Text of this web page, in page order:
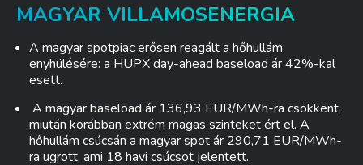
MAGYAR VILLAMOSENERGIA
A magyar spotpiac erősen reagált a hőhullám
enyhülésére: a HUPX day-ahead baseload ár 42%-kal
esett.
A magyar baseload ár 136,93 EUR/MWh-ra csökkent,
miután korábban extrém magas szinteket ért el. A
hőhullám csúcsán a magyar spot ár 290,71 EUR/MWh-
ra ugrott, ami 18 havi csúcsot jelentett.